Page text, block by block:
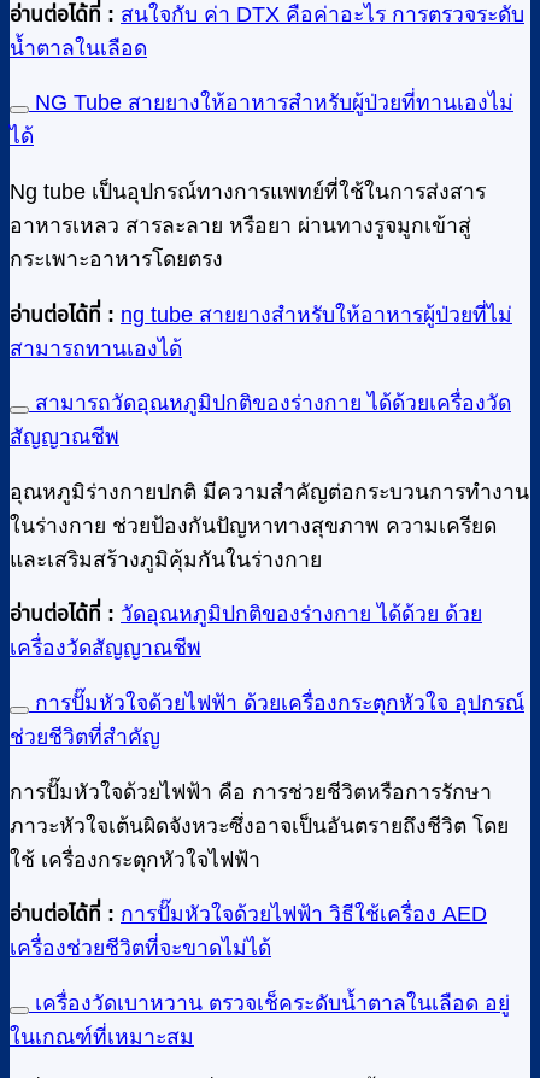
อ่านต่อได้ที่ : สนใจกับ ค่า DTX คือค่าอะไร การตรวจระดับ
น้ำตาลในเลือด
NG Tube สายยางให้อาหารสำหรับผู้ป่วยที่ทานเองไม่
ได้
Ng tube เป็นอุปกรณ์ทางการแพทย์ที่ใช้ในการส่งสาร
อาหารเหลว สารละลาย หรือยา ผ่านทางรูจมูกเข้าสู่
กระเพาะอาหารโดยตรง
อ่านต่อได้ที่ : ng tube สายยางสำหรับให้อาหารผู้ป่วยที่ไม่
สามารถทานเองได้
สามารถวัดอุณหภูมิปกติของร่างกาย ได้ด้วยเครื่องวัด
สัญญาณชีพ
อุณหภูมิร่างกายปกติ มีความสำคัญต่อกระบวนการทำงาน
ในร่างกาย ช่วยป้องกันปัญหาทางสุขภาพ ความเครียด
และเสริมสร้างภูมิคุ้มกันในร่างกาย
อ่านต่อได้ที่ : วัดอุณหภูมิปกติของร่างกาย ได้ด้วย ด้วย
เครื่องวัดสัญญาณชีพ
การปั๊มหัวใจด้วยไฟฟ้า ด้วยเครื่องกระตุกหัวใจ อุปกรณ์
ช่วยชีวิตที่สำคัญ
การปั๊มหัวใจด้วยไฟฟ้า คือ การช่วยชีวิตหรือการรักษา
ภาวะหัวใจเต้นผิดจังหวะซึ่งอาจเป็นอันตรายถึงชีวิต โดย
ใช้ เครื่องกระตุกหัวใจไฟฟ้า
อ่านต่อได้ที่ : การปั๊มหัวใจด้วยไฟฟ้า วิธีใช้เครื่อง AED
เครื่องช่วยชีวิตที่จะขาดไม่ได้
เครื่องวัดเบาหวาน ตรวจเช็คระดับน้ำตาลในเลือด อยู่
ในเกณฑ์ที่เหมาะสม